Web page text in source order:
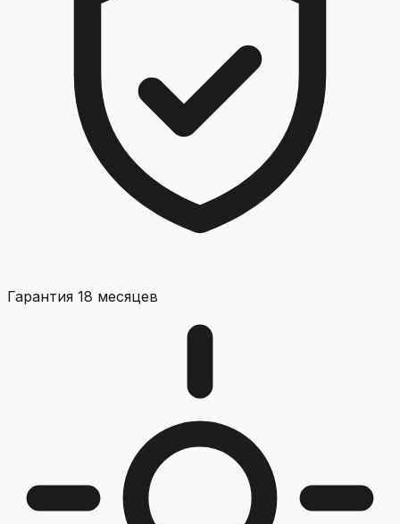
Гарантия 18 месяцев